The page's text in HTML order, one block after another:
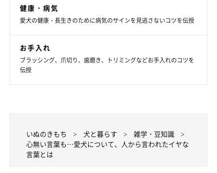
健康・病気
愛犬の健康・長生きのために病気のサインを見逃さないコツを伝授
お手入れ
ブラッシング、爪切り、歯磨き、トリミングなどお手入れのコツを
伝授
いぬのきもち 犬と暮らす
雑学・豆知識
心無い言葉も…愛犬について、人から言われたイヤな
言葉とは